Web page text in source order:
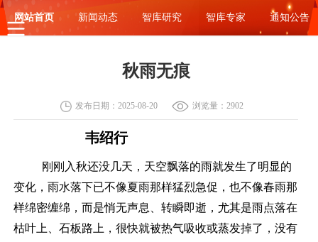
网站首页 新闻动态 智库研究 智库专家 通知公告
秋雨无痕
发布日期：2025-08-20 浏览量：2902
韦绍行
刚刚入秋还没几天，天空飘落的雨就发生了明显的
变化，雨水落下已不像夏雨那样猛烈急促，也不像春雨那
样绵密缠绵，而是悄无声息、转瞬即逝，尤其是雨点落在
枯叶上、石板路上，很快就被热气吸收或蒸发掉了，没有